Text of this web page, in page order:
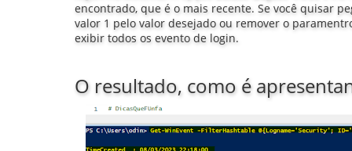
encontrado, que é o mais recente. Se você quisar
valor 1 pelo valor desejado ou remover o
exibir todos os evento de login.
O resultado, como é